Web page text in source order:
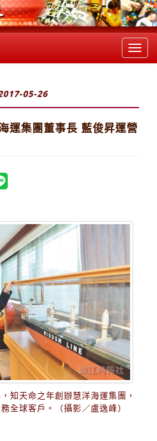
05-26
運集團董事長 藍俊昇運營
知天命之年創辦慧洋海運集團，
全球客戶。（攝影／盧逸峰）